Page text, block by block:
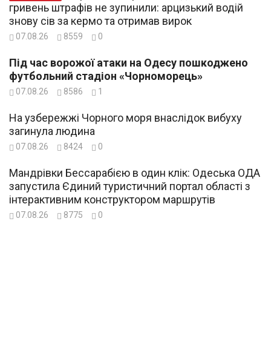
гривень штрафів не зупинили: арцизький водій
знову сів за кермо та отримав вирок
07.08.26 8559 0
Під час ворожої атаки на Одесу пошкоджено
футбольний стадіон «Чорноморець»
07.08.26 8586 1
На узбережжі Чорного моря внаслідок вибуху
загинула людина
07.08.26 8424 0
Мандрівки Бессарабією в один клік: Одеська ОДА
запустила Єдиний туристичний портал області з
інтерактивним конструктором маршрутів
07.08.26 8775 0